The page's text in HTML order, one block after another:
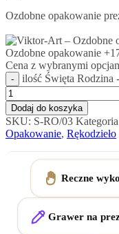
Ozdobne opakowanie
Ozdobne opakowanie
Cena z wybranymi
ilość Święta Rodzina
Dodaj do koszyka
SKU: S-RO/03
Opakowanie, Rękodzieło
Reczne
Grawer na